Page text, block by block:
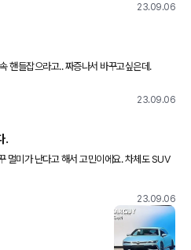
23.09.06
핸들잡으라고.. 짜증나서 바꾸고싶은데.
23.09.06
.
멀미가 난다고 해서 고민이에요. 차체도 SUV
23.09.06